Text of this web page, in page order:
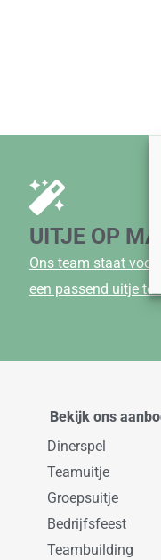
UITJE OP
Ons team staat voor
een passend uitje te
Bekijk ons
Dinerspel
Teamuitje
Groepsuitje
Bedrijfsfeest
Teambuilding